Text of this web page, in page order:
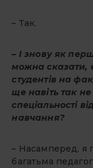
– Так.
– І знову як
можна сказати,
студентів на
ще навіть так
спеціальності
навчання?
– Насамперед, я
багатьма